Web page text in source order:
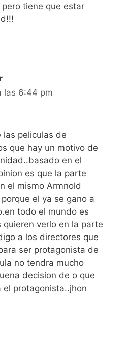
tiene que estar
las 6:44 pm
las peliculas de
que hay un motivo de
en el
es que la parte
el mismo Armnold
el ya se gano a
todo el mundo es
verlo en la parte
a los directores que
ser protagonista de
no tendra mucho
decision de o que
el protagonista..jhon